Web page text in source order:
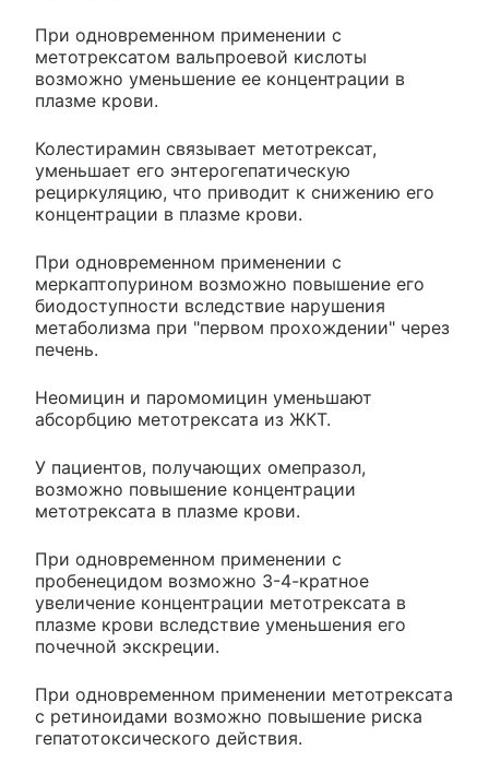
При одновременном применении с
метотрексатом вальпроевой кислоты
возможно уменьшение ее концентрации в
плазме крови.
Колестирамин связывает метотрексат,
уменьшает его энтерогепатическую
рециркуляцию, что приводит к снижению его
концентрации в плазме крови.
При одновременном применении с
меркаптопурином возможно повышение его
биодоступности вследствие нарушения
метаболизма при "первом прохождении" через
печень.
Неомицин и паромомицин уменьшают
абсорбцию метотрексата из ЖКТ.
У пациентов, получающих омепразол,
возможно повышение концентрации
метотрексата в плазме крови.
При одновременном применении с
пробенецидом возможно 3-4-кратное
увеличение концентрации метотрексата в
плазме крови вследствие уменьшения его
почечной экскреции.
При одновременном применении метотрексата
с ретиноидами возможно повышение риска
гепатотоксического действия.